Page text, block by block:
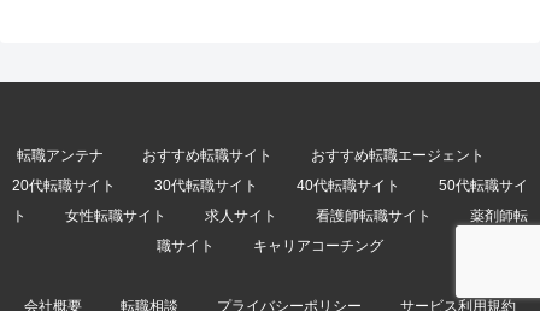
転職アンテナ おすすめ転職サイト
おすすめ転職エージェント
20代転職サイト
30代転職サイト 40代転職サイト
50代転職サイ
ト
女性転職サイト 求人サイト 看護師転職サイト
薬剤師転
職サイト
キャリアコーチング
会社概要 転職相談 プライバシーポリシー サービス利用規約